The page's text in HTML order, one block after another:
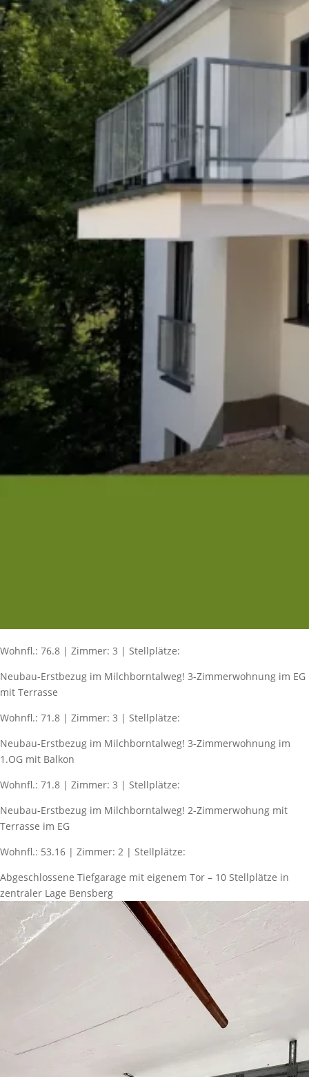
Wohnfl.: 76.8 | Zimmer: 3 | Stellplätze:
Neubau-Erstbezug im Milchborntalweg! 3-Zimmerwohnung im EG
mit Terrasse
Wohnfl.: 71.8 | Zimmer: 3 | Stellplätze:
Neubau-Erstbezug im Milchborntalweg! 3-Zimmerwohnung im
1.OG mit Balkon
Wohnfl.: 71.8 | Zimmer: 3 | Stellplätze:
Neubau-Erstbezug im Milchborntalweg! 2-Zimmerwohung mit
Terrasse im EG
Wohnfl.: 53.16 | Zimmer: 2 | Stellplätze:
Abgeschlossene Tiefgarage mit eigenem Tor – 10 Stellplätze in
zentraler Lage Bensberg